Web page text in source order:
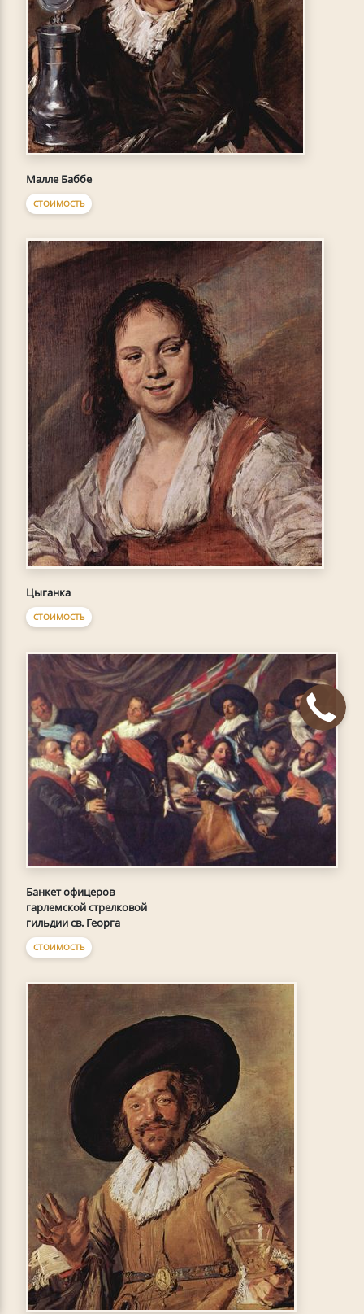
Малле Баббе
СТОИМОСТЬ
Цыганка
СТОИМОСТЬ
Банкет офицеров
гарлемской стрелковой
гильдии св. Георга
СТОИМОСТЬ